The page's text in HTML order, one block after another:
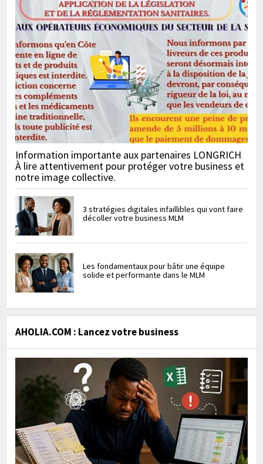
Information importante aux partenaires LONGRICH
À lire attentivement pour protéger votre business et
notre image collective.
3 stratégies digitales infaillibles qui vont faire
décoller votre business MLM
Les fondamentaux pour bâtir une équipe
solide et performante dans le MLM
AHOLIA.COM : Lancez votre business